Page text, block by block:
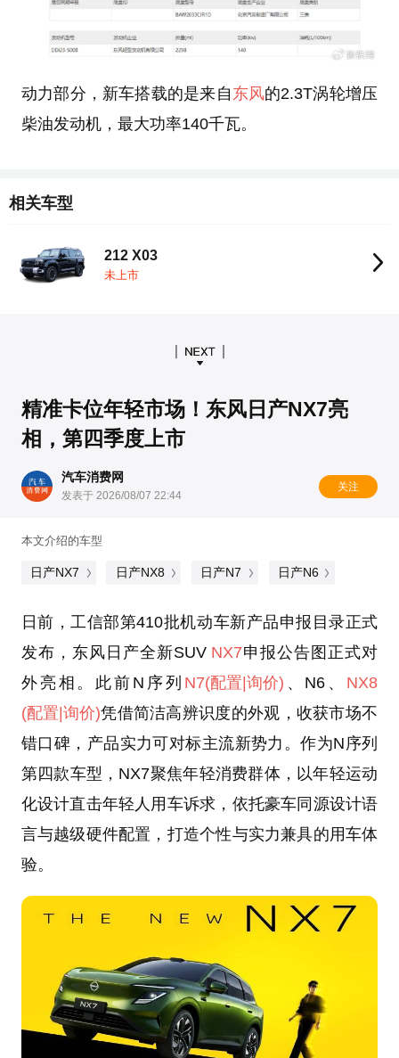
动力部分，新车搭载的是来自 东风的2.3T涡轮增压
柴油发动机，最大功率140千瓦。
相关车型
212 X03
未上市
精准卡位年轻市场！东风日产NX7亮
相，第四季度上市
汽车消费网
发表于 2026/08/07 22:44
关注
本文介绍的车型
日产NX7 日产NX8 日产N7 日产N6
日前，工信部第410批机动车新产品申报目录正式
发布，东风日产全新SUV NX7申报公告图正式对
外亮相。此前N序列 N7(配置|询价) 、N6、 NX8
(配置|询价)凭借简洁高辨识度的外观，收获市场不
错口碑，产品实力可对标主流新势力。作为N序列
第四款车型，NX7聚焦年轻消费群体，以年轻运动
化设计直击年轻人用车诉求，依托豪车同源设计语
言与越级硬件配置，打造个性与实力兼具的用车体
验。